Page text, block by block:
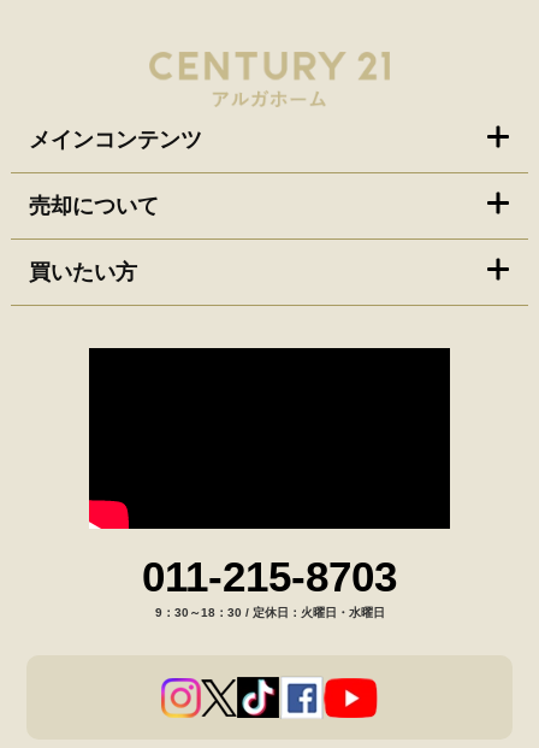
メインコンテンツ
売却について
買いたい方
011-215-8703
9：30～18：30 / 定休日：火曜日・水曜日